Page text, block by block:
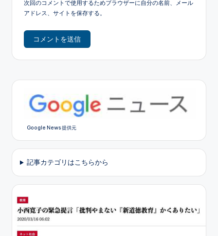
次回のコメントで使用するためブラウザーに自分の名前、メール
アドレス、サイトを保存する。
Google News 提供元
記事カテゴリはこちらから